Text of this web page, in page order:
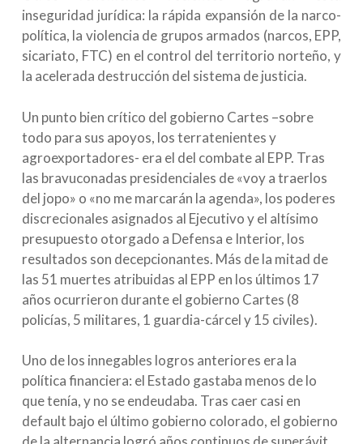
inseguridad jurídica: la rápida expansión de la narco-
política, la violencia de grupos armados (narcos, EPP,
sicariato, FTC) en el control del territorio norteño, y
la acelerada destrucción del sistema de justicia.
Un punto bien crítico del gobierno Cartes –sobre
todo para sus apoyos, los terratenientes y
agroexportadores- era el del combate al EPP. Tras
las bravuconadas presidenciales de «voy a traerlos
del jopo» o «no me marcarán la agenda», los poderes
discrecionales asignados al Ejecutivo y el altísimo
presupuesto otorgado a Defensa e Interior, los
resultados son decepcionantes. Más de la mitad de
las 51 muertes atribuidas al EPP en los últimos 17
años ocurrieron durante el gobierno Cartes (8
policías, 5 militares, 1 guardia-cárcel y 15 civiles).
Uno de los innegables logros anteriores era la
política financiera: el Estado gastaba menos de lo
que tenía, y no se endeudaba. Tras caer casi en
default bajo el último gobierno colorado, el gobierno